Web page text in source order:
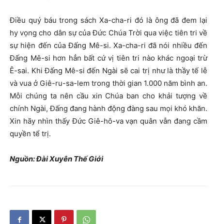
Điều quý báu trong sách Xa-cha-ri đó là ông đã đem lại
hy vọng cho dân sự của Đức Chúa Trời qua việc tiên tri về
sự hiện đến của Đấng Mê-si. Xa-cha-ri đã nói nhiều đến
Đấng Mê-si hơn hẳn bất cứ vị tiên tri nào khác ngoại trừ
Ê-sai. Khi Đấng Mê-si đến Ngài sẽ cai trị như là thầy tế lễ
và vua ở Giê-ru-sa-lem trong thời gian 1.000 năm bình an.
Mỗi chúng ta nên cầu xin Chúa ban cho khải tượng về
chính Ngài, Đấng đang hành động đàng sau mọi khó khăn.
Xin hãy nhìn thấy Đức Giê-hô-va vạn quân vẫn đang cầm
quyền tể trị.
Nguồn: Đài Xuyên Thế Giới